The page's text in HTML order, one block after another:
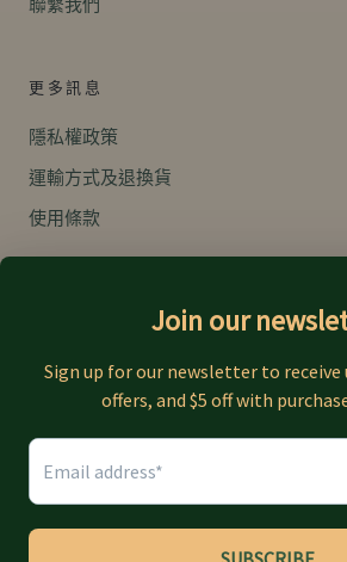
聯繫我們
更多訊息
隱私權政策
運輸方式及退換貨
使用條款
幣
CAD$
语
繁體中文
© CANAVIDA
由 Shopify 技術支援